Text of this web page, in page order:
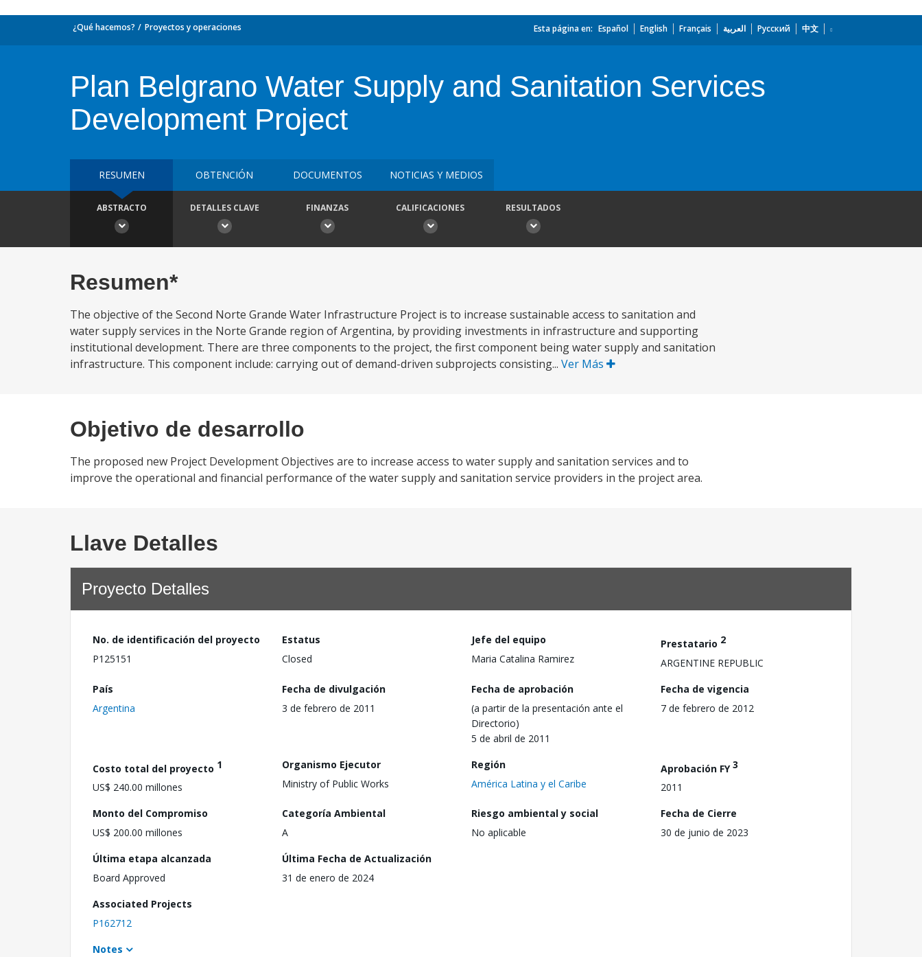
¿Qué hacemos? Proyectos y operaciones Esta página en: Español English Français العربية Русский 中文
Plan Belgrano Water Supply and Sanitation Services
Development Project
RESUMEN OBTENCIÓN DOCUMENTOS NOTICIAS Y MEDIOS
ABSTRACTO DETALLES CLAVE FINANZAS CALIFICACIONES RESULTADOS
Resumen*
The objective of the Second Norte Grande Water Infrastructure Project is to increase sustainable access to sanitation and
water supply services in the Norte Grande region of Argentina, by providing investments in infrastructure and supporting
institutional development. There are three components to the project, the first component being water supply and sanitation
infrastructure. This component include: carrying out of demand-driven subprojects consisting... Ver Más
Objetivo de desarrollo
The proposed new Project Development Objectives are to increase access to water supply and sanitation services and to
improve the operational and financial performance of the water supply and sanitation service providers in the project area.
Llave Detalles
Proyecto Detalles
No. de identificación del proyecto
P125151
Estatus
Closed
Jefe del equipo
Maria Catalina Ramirez
Prestatario 2
ARGENTINE REPUBLIC
País
Argentina
Fecha de divulgación
3 de febrero de 2011
Fecha de aprobación
(a partir de la presentación ante el
Directorio)
5 de abril de 2011
Fecha de vigencia
7 de febrero de 2012
Costo total del proyecto 1
US$ 240.00 millones
Organismo Ejecutor
Ministry of Public Works
Región
América Latina y el Caribe
Aprobación FY3
2011
Monto del Compromiso
US$ 200.00 millones
Categoría Ambiental
A
Riesgo ambiental y social
No aplicable
Fecha de Cierre
30 de junio de 2023
Última etapa alcanzada
Board Approved
Última Fecha de Actualización
31 de enero de 2024
Associated Projects
P162712
Notes